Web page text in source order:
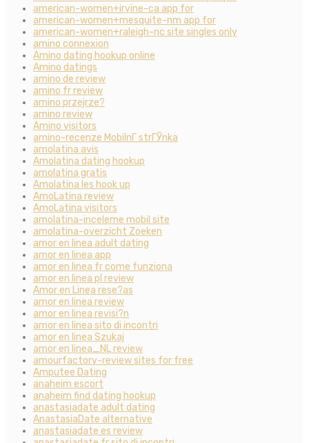
american-women+irvine-ca app for
american-women+mesquite-nm app for
american-women+raleigh-nc site singles only
amino connexion
Amino dating hookup online
Amino datings
amino de review
amino fr review
amino przejrze?
amino review
Amino visitors
amino-recenze MobilnГ­ strГЎnka
amolatina avis
Amolatina dating hookup
amolatina gratis
Amolatina les hook up
AmoLatina review
AmoLatina visitors
amolatina-inceleme mobil site
amolatina-overzicht Zoeken
amor en linea adult dating
amor en linea app
amor en linea fr come funziona
amor en linea pl review
Amor en Linea rese?as
amor en linea review
amor en linea revisi?n
amor en linea sito di incontri
amor en linea Szukaj
amor en linea_NL review
amourfactory-review sites for free
Amputee Dating
anaheim escort
anaheim find dating hookup
anastasiadate adult dating
AnastasiaDate alternative
anastasiadate es review